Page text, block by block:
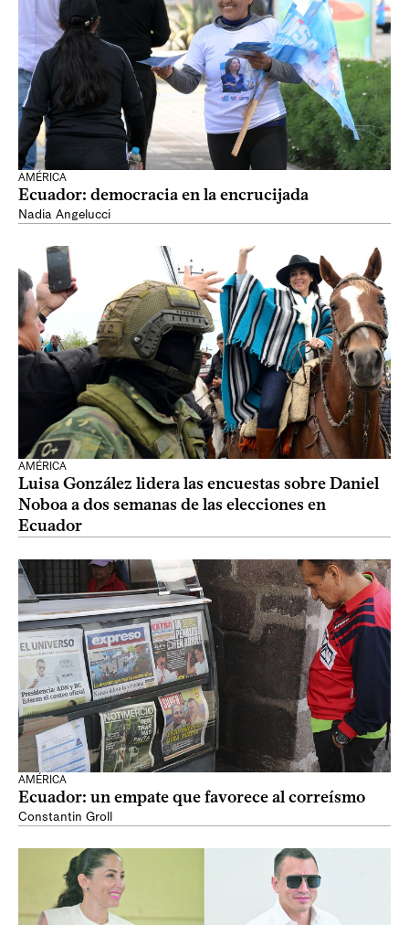
AMÉRICA
Ecuador: democracia en la encrucijada
Nadia Angelucci
AMÉRICA
Luisa González lidera las encuestas sobre Daniel
Noboa a dos semanas de las elecciones en
Ecuador
AMÉRICA
Ecuador: un empate que favorece al correísmo
Constantin Groll